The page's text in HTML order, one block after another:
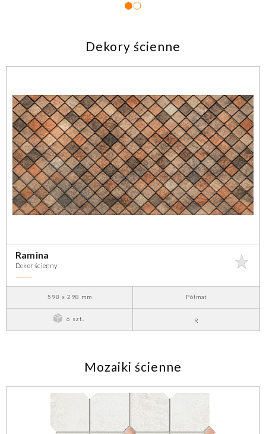
Dekory ścienne
Ramina
Dekor ścienny
598 x 298 mm Półmat
6 szt. R
Mozaiki ścienne